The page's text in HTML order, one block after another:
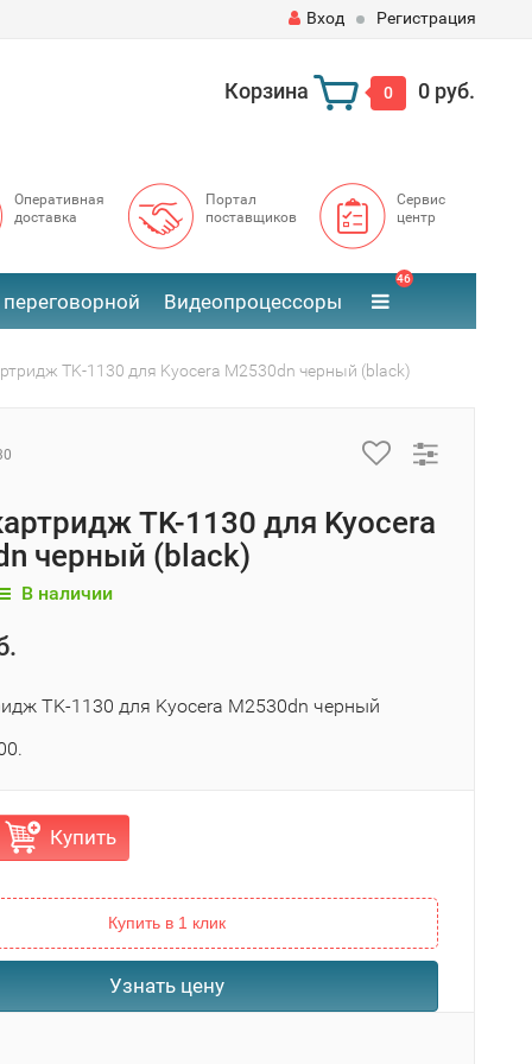
Вход Регистрация
Корзина 0 0 руб.
Оперативная
доставка
Портал
поставщиков
Сервис
центр
Видеопроцессоры
46
TK-1130 для Kyocera M2530dn черный (black)
TK-1130 для Kyocera
черный (black)
В наличии
TK-1130 для Kyocera M2530dn черный
Купить
Купить в 1 клик
Узнать цену